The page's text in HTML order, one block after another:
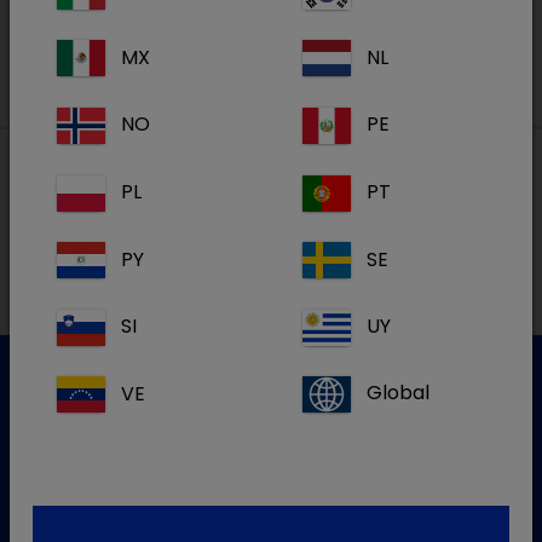
Lokalne adrese
korisnike
MX NL
NO PE
PL PT
PY SE
SI UY
VE Global